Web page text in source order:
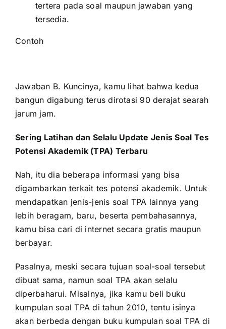
tertera pada soal maupun jawaban yang
tersedia.
Contoh
Jawaban B. Kuncinya, kamu lihat bahwa kedua
bangun digabung terus dirotasi 90 derajat searah
jarum jam.
Sering Latihan dan Selalu Update Jenis Soal Tes
Potensi Akademik (TPA) Terbaru
Nah, itu dia beberapa informasi yang bisa
digambarkan terkait tes potensi akademik. Untuk
mendapatkan jenis-jenis soal TPA lainnya yang
lebih beragam, baru, beserta pembahasannya,
kamu bisa cari di internet secara gratis maupun
berbayar.
Pasalnya, meski secara tujuan soal-soal tersebut
dibuat sama, namun soal TPA akan selalu
diperbaharui. Misalnya, jika kamu beli buku
kumpulan soal TPA di tahun 2010, tentu isinya
akan berbeda dengan buku kumpulan soal TPA di